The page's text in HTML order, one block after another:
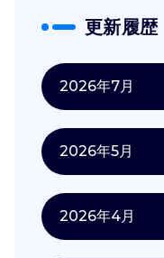
更新履歴
2026年7月
2026年5月
2026年4月